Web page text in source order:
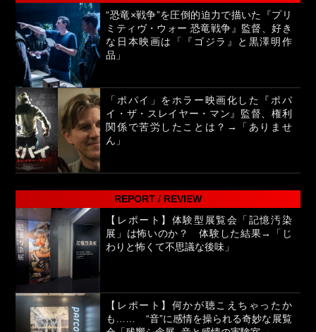
“恐竜×戦争”を圧倒的迫力で描いた『プリ
ミティヴ・ウォー 恐竜戦争』監督、好き
な日本映画は「『ゴジラ』と黒澤明作
品」
「ポパイ」をホラー映画化した『ポパ
イ・ザ・スレイヤー・マン』監督、権利
関係で苦労したことは？→「ありませ
ん」
REPORT / REVIEW
【レポート】体験型展覧会「記憶汚染
展」は怖いのか？ 体験した結果→「じ
わりと怖くて不思議な後味」
【レポート】何かが聴こえちゃったか
も…… “音”に感情を操られる奇妙な展覧